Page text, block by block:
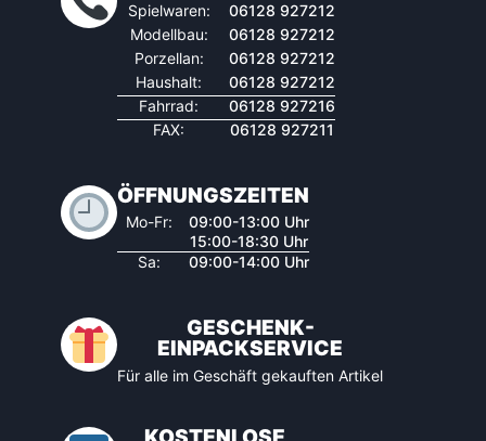
Spielwaren:
06128 927212
Modellbau:
06128 927212
Porzellan:
06128 927212
Haushalt:
06128 927212
Fahrrad:
06128 927216
FAX:
06128 927211
ÖFFNUNGSZEITEN
Mo-Fr:
09:00-13:00 Uhr
15:00-18:30 Uhr
Sa:
09:00-14:00 Uhr
GESCHENK-
EINPACKSERVICE
Für alle im Geschäft gekauften Artikel